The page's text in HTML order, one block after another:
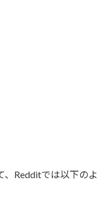
、Redditでは以下のよ